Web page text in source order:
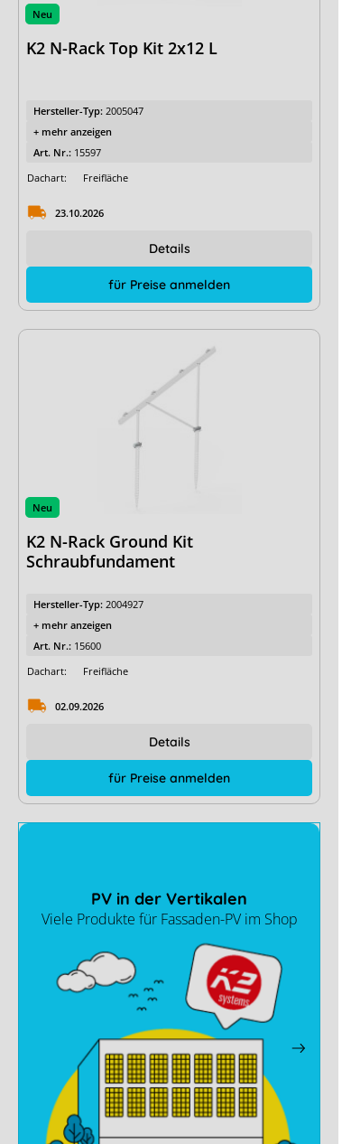
Neu
K2 N-Rack Top Kit 2x12 L
Hersteller-Typ: 2005047
+ mehr anzeigen
Art. Nr.: 15597
Dachart:
Freifläche
23.10.2026
für Preise anmelden
Details
Neu
K2 N-Rack Ground Kit
Schraubfundament
Hersteller-Typ: 2004927
+ mehr anzeigen
Art. Nr.: 15600
Dachart:
Freifläche
02.09.2026
für Preise anmelden
Details
PV in der Vertikalen
Viele Produkte für Fassaden-PV im Shop